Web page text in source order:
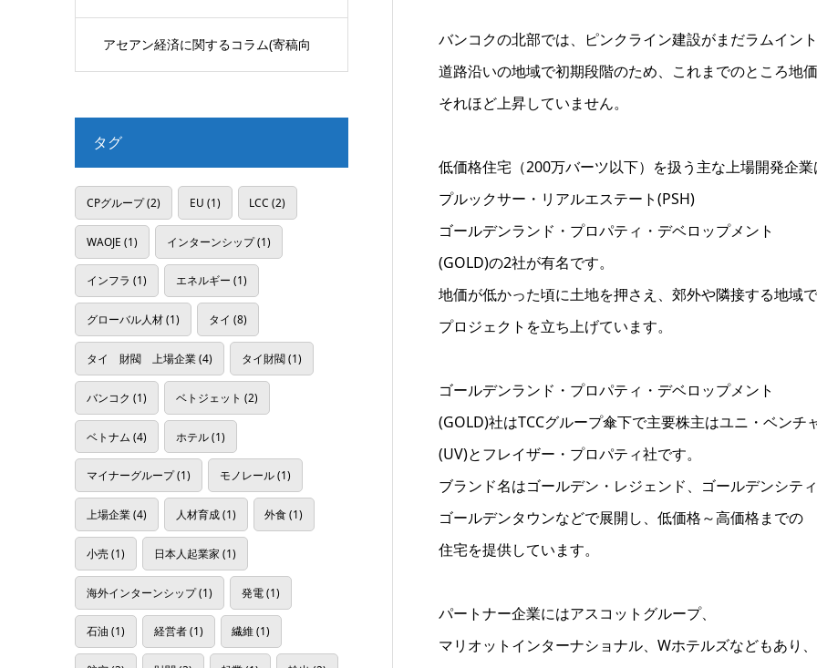
アセアン経済に関するコラム(寄稿向
バンコクの北部では、ピンクライン建設がまだラムイン
道路沿いの地域で初期段階のため、これまでのところ地
それほど上昇していません。
低価格住宅（200万バーツ以下）を扱う主な上場開発企業
プルックサー・リアルエステート(PSH)
ゴールデンランド・プロパティ・デベロップメント
(GOLD)の2社が有名です。
地価が低かった頃に土地を押さえ、郊外や隣接する地域で
プロジェクトを立ち上げています。
ゴールデンランド・プロパティ・デベロップメント
(GOLD)社はTCCグループ傘下で主要株主はユニ・ベンチ
(UV)とフレイザー・プロパティ社です。
ブランド名はゴールデン・レジェンド、ゴールデンシティ
ゴールデンタウンなどで展開し、低価格～高価格までの
住宅を提供しています。
パートナー企業にはアスコットグループ、
マリオットインターナショナル、Wホテルズなどもあり、
タグ
CPグループ(2) EU (1) LCC (2)
WAOJE (1) インターンシップ(1)
インフラ (1) エネルギー (1)
グローバル人材(1) タイ (8)
タイ 財閥 上場企業(4) タイ財閥(1)
バンコク (1) ベトジェット (2)
ベトナム (4) ホテル(1)
マイナーグループ(1) モノレール(1)
上場企業(4) 人材育成(1) 外食(1)
小売(1) 日本人起業家 (1)
海外インターンシップ(1) 発電(1)
石油 (1) 経営者(1) 繊維(1)